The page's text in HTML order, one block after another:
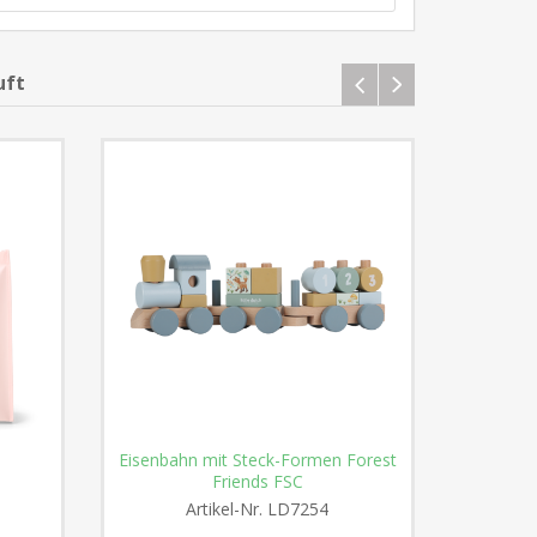
Eisenbahn mit Steck-Formen Forest
Friends FSC
Artikel-Nr. LD7254